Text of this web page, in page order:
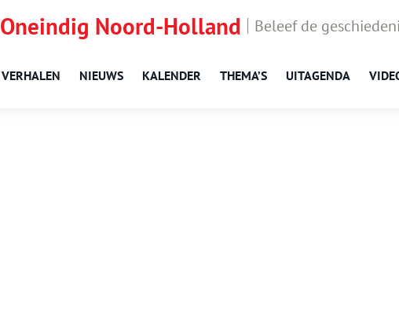
Oneindig Noord-Holland Beleef de
VERHALEN NIEUWS KALENDER THEMA’S UITAGENDA